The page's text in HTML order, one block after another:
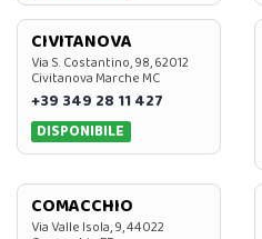
CIVITANOVA
Via S. Costantino, 98, 62012
Civitanova Marche MC
+39 349 28 11 427
DISPONIBILE
COMACCHIO
Via Valle Isola, 9, 44022